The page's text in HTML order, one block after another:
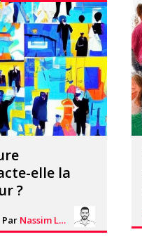
elle la
?
Par Nassim Lhacheq